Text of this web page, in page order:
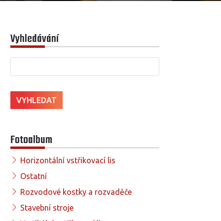
Vyhledávání
Fotoalbum
Horizontální vstřikovací lis
Ostatní
Rozvodové kostky a rozvaděče
Stavební stroje